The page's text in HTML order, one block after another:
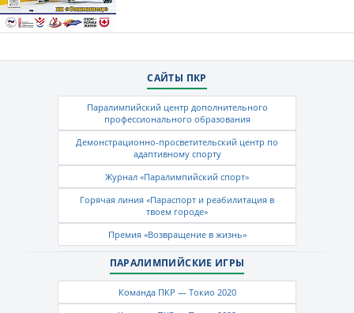
САЙТЫ ПКР
Паралимпийский центр дополнительного
профессионального образования
Демонстрационно-просветительский центр по
адаптивному спорту
Журнал «Паралимпийский спорт»
Горячая линия «Параспорт и реабилитация в
твоем городе»
Премия «Возвращение в жизнь»
ПАРАЛИМПИЙСКИЕ ИГРЫ
Команда ПКР — Токио 2020